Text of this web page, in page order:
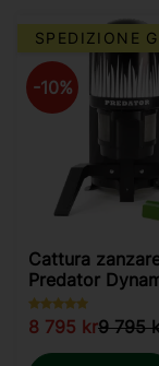
Cattura
Predator
Zanzare e
pungenti
8 795 kr9 795
10%
SPEDIZIONE